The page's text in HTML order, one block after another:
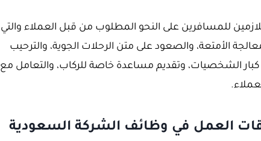
للمسافرين على النحو المطلوب من قبل العملاء والتي
الأمتعة، والصعود على متن الرحلات الجوية، والترحيب
كبار الشخصيات، وتقديم مساعدة خاصة للركاب، والتعامل مع
العمل في وظائف الشركة السعودية